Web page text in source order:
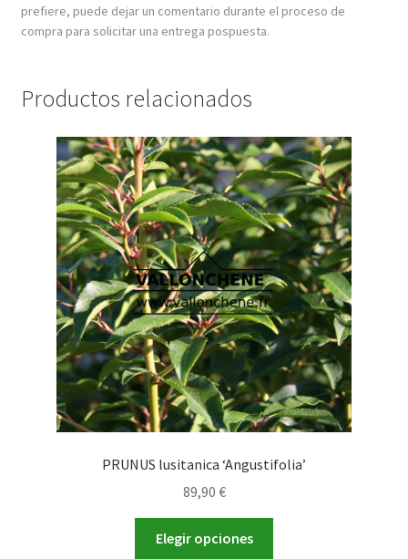
prefiere, puede dejar un comentario durante el proceso de
compra para solicitar una entrega pospuesta.
Productos relacionados
PRUNUS lusitanica ‘Angustifolia’
89,90 €
Elegir opciones